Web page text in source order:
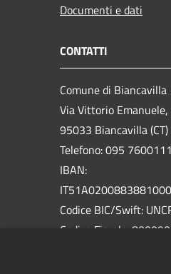
Documenti e dati
CONTATTI
Comune di Biancavilla
Via Vittorio
95033 Biancavilla (CT)
Telefono: 095 7600111
IBAN:
Codice BIC/Swift:
Codice Fiscale: